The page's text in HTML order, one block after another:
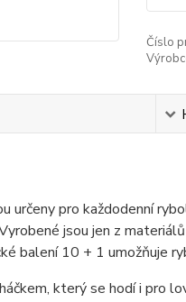
Číslo
určeny pro každodenní
jsou jen z
balení 10 + 1 umožňuje
který se hodí i pro